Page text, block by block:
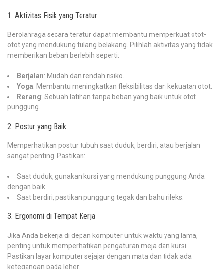
1. Aktivitas Fisik yang Teratur
Berolahraga secara teratur dapat membantu memperkuat otot-
otot yang mendukung tulang belakang. Pilihlah aktivitas yang tidak
memberikan beban berlebih seperti:
Berjalan: Mudah dan rendah risiko.
Yoga: Membantu meningkatkan fleksibilitas dan kekuatan otot.
Renang: Sebuah latihan tanpa beban yang baik untuk otot
punggung.
2. Postur yang Baik
Memperhatikan postur tubuh saat duduk, berdiri, atau berjalan
sangat penting. Pastikan:
Saat duduk, gunakan kursi yang mendukung punggung Anda
dengan baik.
Saat berdiri, pastikan punggung tegak dan bahu rileks.
3. Ergonomi di Tempat Kerja
Jika Anda bekerja di depan komputer untuk waktu yang lama,
penting untuk memperhatikan pengaturan meja dan kursi.
Pastikan layar komputer sejajar dengan mata dan tidak ada
ketegangan pada leher.